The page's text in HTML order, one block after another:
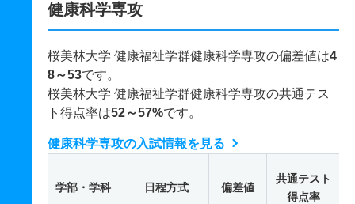
健康科学専攻
桜美林大学 健康福祉学群健康科学専攻の偏差値は4
8～53です。
桜美林大学 健康福祉学群健康科学専攻の共通テス
ト得点率は52～57%です。
健康科学専攻の入試情報を見る
学部・学科 日程方式 偏差値
共通テスト
得点率